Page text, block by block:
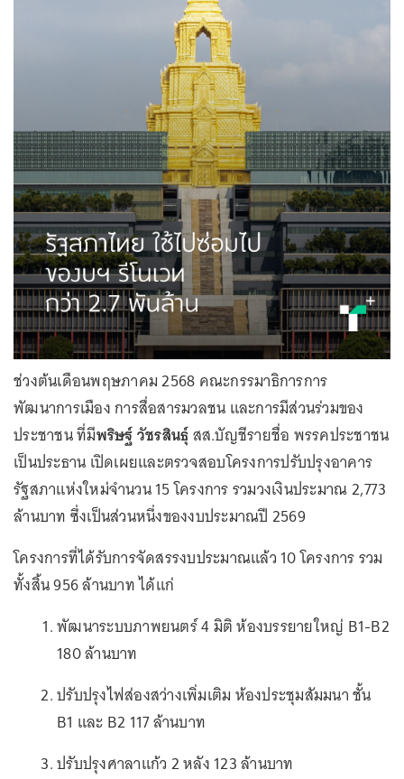
ช่วงต้นเดือนพฤษภาคม 2568 คณะกรรมาธิการการ
พัฒนาการเมือง การสื่อสารมวลชน และการมีส่วนร่วมของ
ประชาชน ที่มีพริษฐ์ วัชรสินธุ์สส.บัญชีรายชื่อ พรรคประชาชน
เป็นประธาน เปิดเผยและตรวจสอบโครงการปรับปรุงอาคาร
รัฐสภาแห่งใหม่จำนวน 15 โครงการ รวมวงเงินประมาณ 2,773
ล้านบาท ซึ่งเป็นส่วนหนึ่งของงบประมาณปี 2569
โครงการที่ได้รับการจัดสรรงบประมาณแล้ว 10 โครงการ รวม
ทั้งสิ้น 956 ล้านบาท ได้แก่
พัฒนาระบบภาพยนตร์ 4 มิติ ห้องบรรยายใหญ่ B1-B2
180 ล้านบาท
ปรับปรุงไฟส่องสว่างเพิ่มเติม ห้องประชุมสัมมนา ชั้น
B1 และ B2 117 ล้านบาท
ปรับปรุงศาลาแก้ว 2 หลัง 123 ล้านบาท